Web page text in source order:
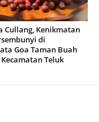
Cullang, Kenikmatan
di
Goa Taman Buah
Teluk